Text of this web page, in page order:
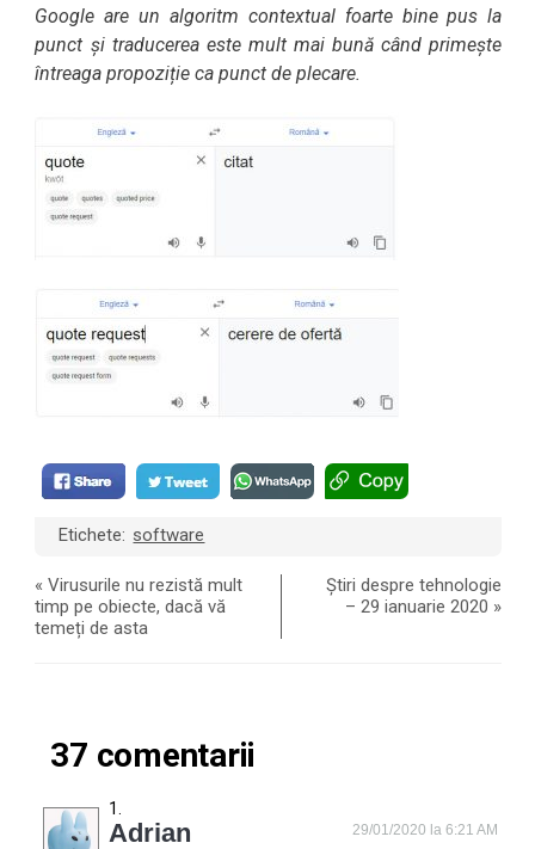
Google are un algoritm contextual foarte bine pus la
punct și traducerea este mult mai bună când primește
întreaga propoziție ca punct de plecare.
Etichete: software
«Virusurile nu rezistă mult
timp pe obiecte, dacă vă
temeți de asta
Știri despre tehnologie
– 29 ianuarie 2020 »
37 comentarii
Adrian 29/01/2020 la 6:21 AM